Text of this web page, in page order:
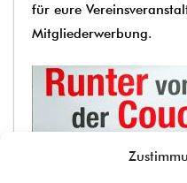
für eure
Mitgliederwerbung.